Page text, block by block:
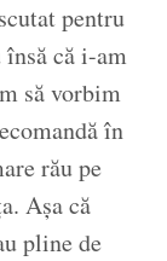
pentru
însă că i-am
să vorbim
în
rău pe
Așa că
pline de